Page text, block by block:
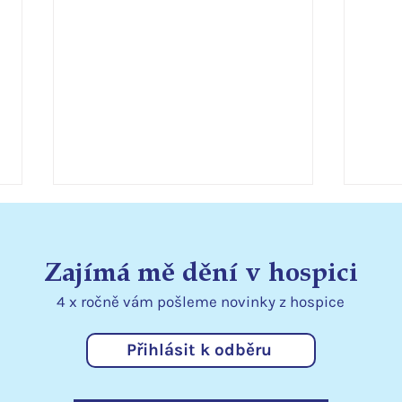
Statutární město Liberec
Zajímá mě dění v hospici
4 x ročně vám pošleme novinky z hospice
Přihlásit k odběru